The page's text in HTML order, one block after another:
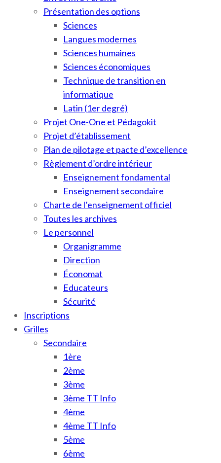
Présentation des options
Sciences
Langues modernes
Sciences humaines
Sciences économiques
Technique de transition en
informatique
Latin (1er degré)
Projet One-One et Pédagokit
Projet d’établissement
Plan de pilotage et pacte d’excellence
Règlement d’ordre intérieur
Enseignement fondamental
Enseignement secondaire
Charte de l’enseignement officiel
Toutes les archives
Le personnel
Organigramme
Direction
Économat
Educateurs
Sécurité
Inscriptions
Grilles
Secondaire
1ère
2ème
3ème
3ème TT Info
4ème
4ème TT Info
5ème
6ème